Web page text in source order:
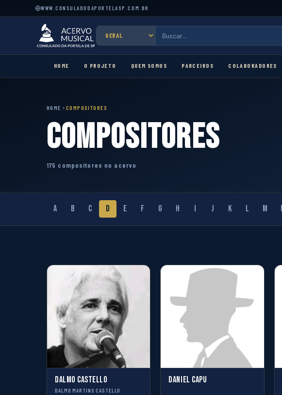
WWW.CONSULADODAPORTELASP.COM.BR
HOME O PROJETO QUEM SOMOS PARCEIROS COLABORADORES
HOME COMPOSITORES
Compositores
175 compositores no acervo
A B C D E F G H J K L M
DALMO CASTELLO
DALMO MARTINS CASTELLO
DANIEL CAPU